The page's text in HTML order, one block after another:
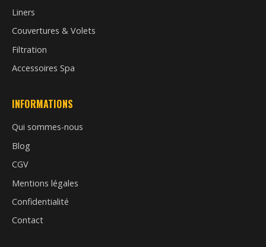
Liners
Couvertures & Volets
Filtration
Accessoires Spa
INFORMATIONS
Qui sommes-nous
Blog
CGV
Mentions légales
Confidentialité
Contact